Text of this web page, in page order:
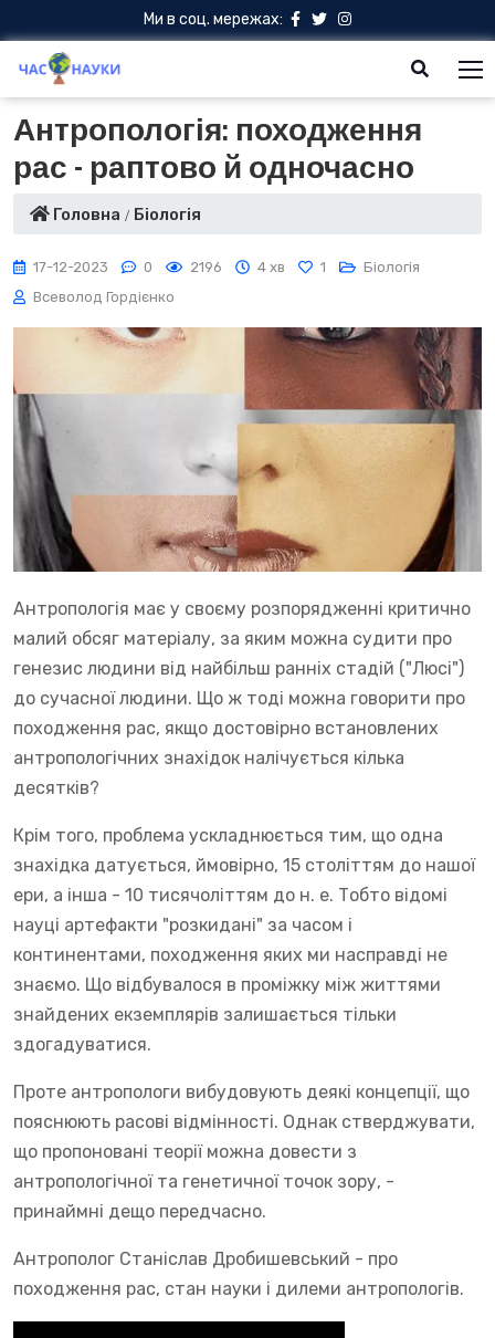
Ми в соц. мережах:
Антропологія: походження
рас - раптово й одночасно
Головна Біологія
17-12-2023 0 2196 4 хв 1
Біологія
Всеволод Гордієнко
Антропологія має у своєму розпорядженні критично
малий обсяг матеріалу, за яким можна судити про
генезис людини від найбільш ранніх стадій ("Люсі")
до сучасної людини. Що ж тоді можна говорити про
походження рас, якщо достовірно встановлених
антропологічних знахідок налічується кілька
десятків?
Крім того, проблема ускладнюється тим, що одна
знахідка датується, ймовірно, 15 століттям до нашої
ери, а інша - 10 тисячоліттям до н. е. Тобто відомі
науці артефакти "розкидані" за часом і
континентами, походження яких ми насправді не
знаємо. Що відбувалося в проміжку між життями
знайдених екземплярів залишається тільки
здогадуватися.
Проте антропологи вибудовують деякі концепції, що
пояснюють расові відмінності. Однак стверджувати,
що пропоновані теорії можна довести з
антропологічної та генетичної точок зору, -
принаймні дещо передчасно.
Антрополог Станіслав Дробишевський - про
походження рас, стан науки і дилеми антропологів.